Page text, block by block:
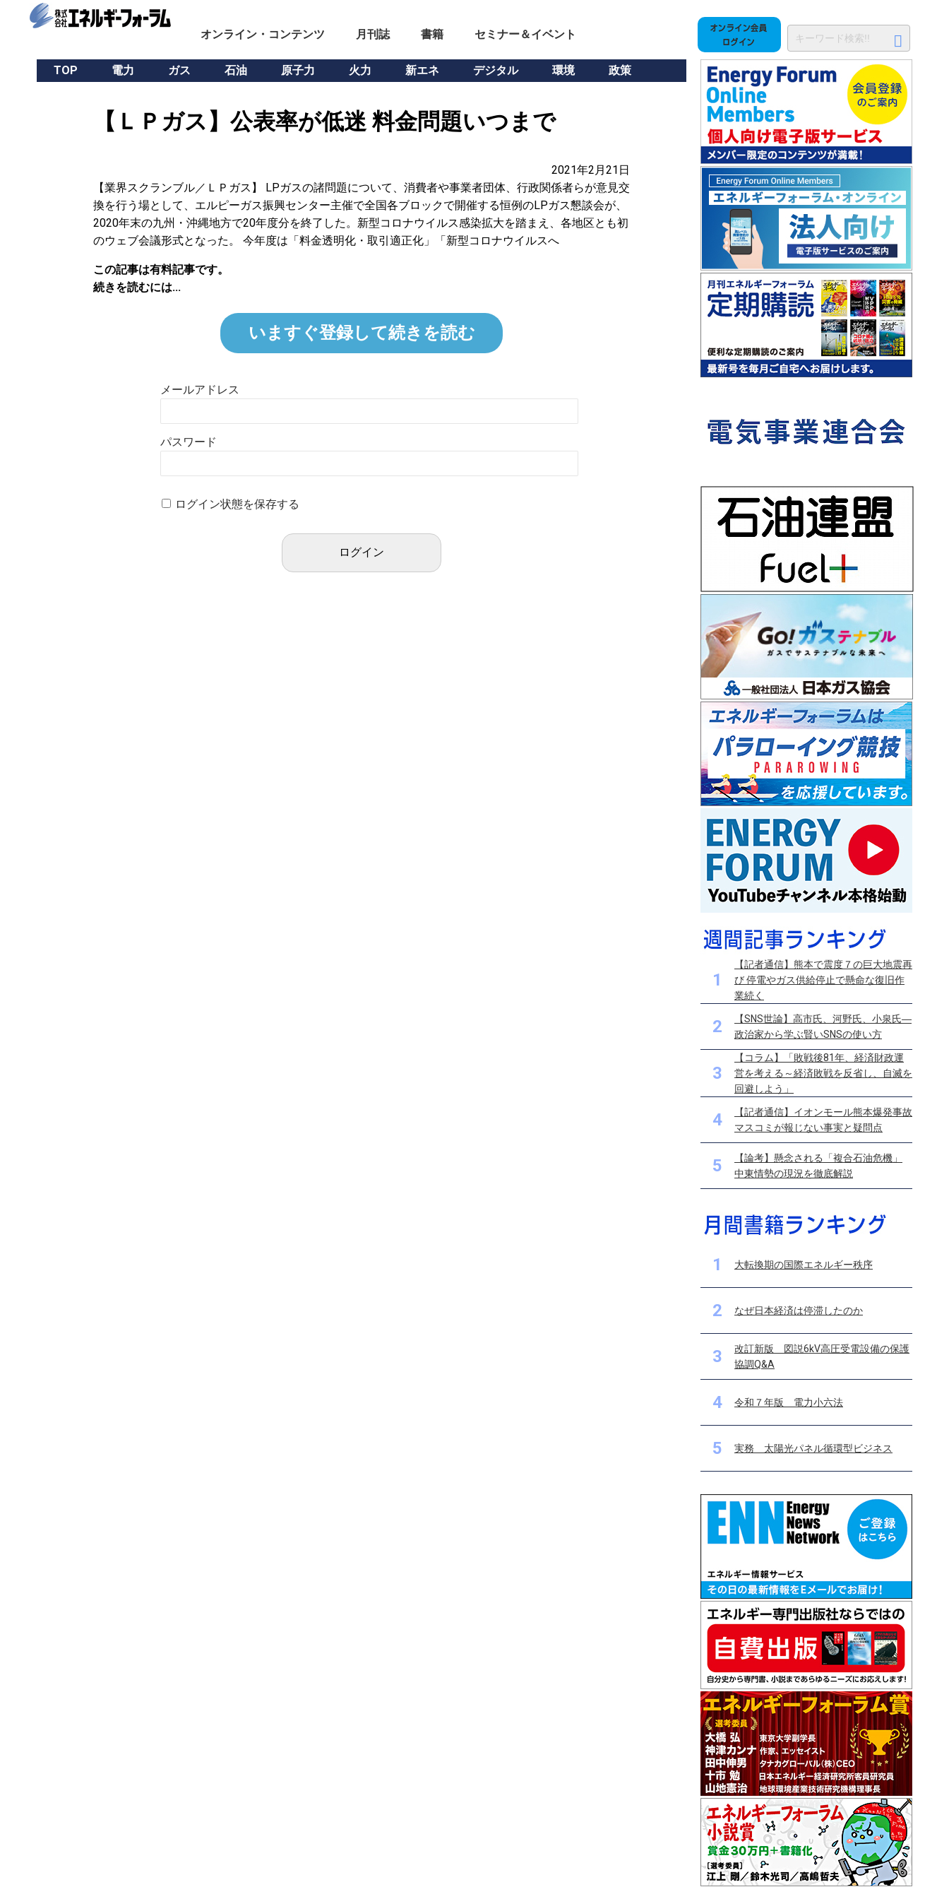
オンライン・コンテンツ 月刊誌 書籍 セミナー＆イベント
TOP 電力 ガス 石油 原子力 火力 新エネ デジタル 環境 政策
【ＬＰガス】公表率が低迷 料金問題いつまで
2021年2月21日
【業界スクランブル／ＬＰガス】 LPガスの諸問題について、消費者や事業者団体、行政関係者らが意見交
換を行う場として、エルピーガス振興センター主催で全国各ブロックで開催する恒例のLPガス懇談会が、
2020年末の九州・沖縄地方で20年度分を終了した。新型コロナウイルス感染拡大を踏まえ、各地区とも初
のウェブ会議形式となった。 今年度は「料金透明化・取引適正化」「新型コロナウイルスへ
この記事は有料記事です。
続きを読むには...
いますぐ登録して続きを読む
メールアドレス
パスワード
ログイン状態を保存する
1
【記者通信】熊本で震度７の巨大地震再
び 停電やガス供給停止で懸命な復旧作
業続く
2
【SNS世論】高市氏、河野氏、小泉氏―
政治家から学ぶ賢いSNSの使い方
3
【コラム】「敗戦後81年、経済財政運
営を考える～経済敗戦を反省し、自滅を
回避しよう」
4
【記者通信】イオンモール熊本爆発事故
マスコミが報じない事実と疑問点
5
【論考】懸念される「複合石油危機」
中東情勢の現況を徹底解説
1 大転換期の国際エネルギー秩序
2 なぜ日本経済は停滞したのか
3
改訂新版 図説6kV高圧受電設備の保護
協調Q&A
4 令和７年版 電力小六法
5 実務 太陽光パネル循環型ビジネス